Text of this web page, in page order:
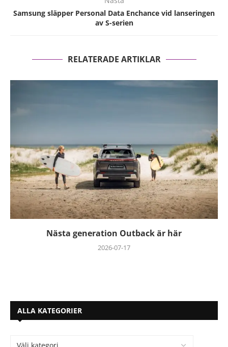
Samsung släpper Personal Data Enchance vid lanseringen
av S-serien
RELATERADE ARTIKLAR
Nästa generation Outback är här
2026-07-17
ALLA KATEGORIER